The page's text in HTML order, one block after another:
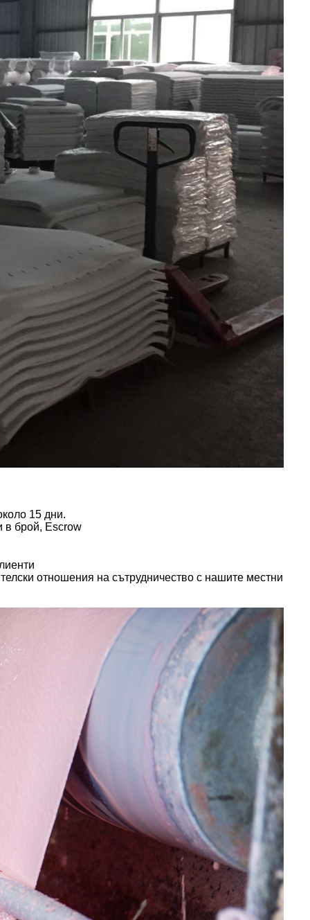
15 дни.
в брой, Escrow
отношения на сътрудничество с нашите местни